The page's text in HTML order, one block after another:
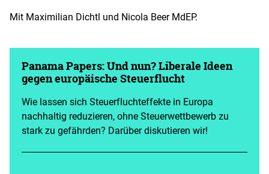
Mit Maximilian Dichtl und Nicola Beer MdEP.
Panama Papers: Und nun? Liberale Ideen
gegen europäische Steuerflucht
Wie lassen sich Steuerfluchteffekte in Europa
nachhaltig reduzieren, ohne Steuerwettbewerb zu
stark zu gefährden? Darüber diskutieren wir!